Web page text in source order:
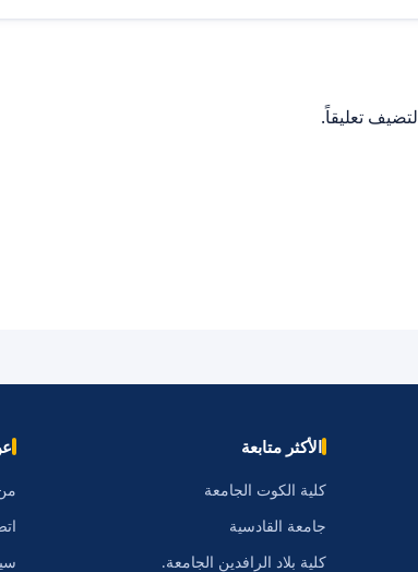
لتضيف تعليقاً.
الأكثر متابعة
كلية الكوت الجامعة
جامعة القادسية
كلية بلاد الرافدين الجامعة.